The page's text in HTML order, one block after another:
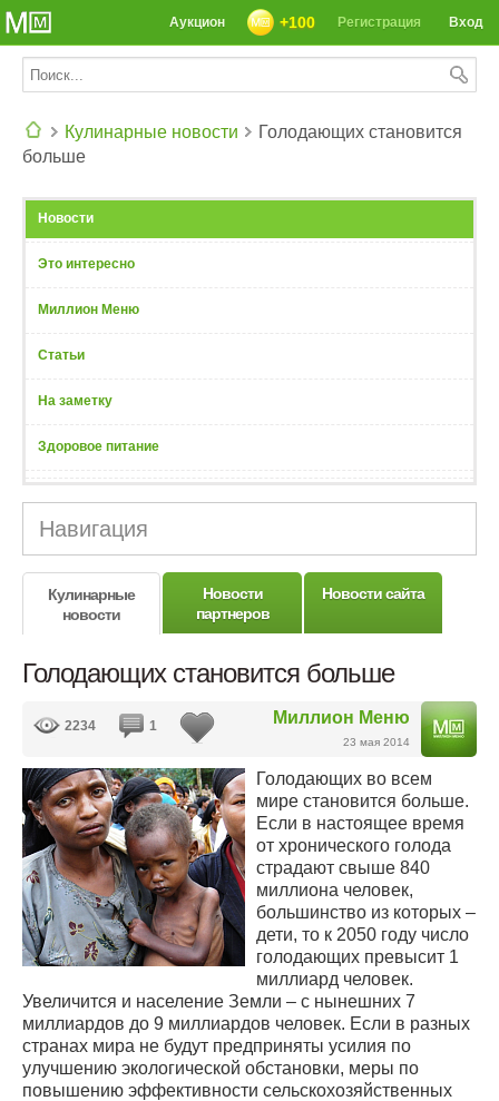
Вход
Регистрация
+100
Аукцион
Кулинарные новости
Голодающих становится
больше
Новости
Это интересно
Миллион Меню
Статьи
На заметку
Здоровое питание
Навигация
Кулинарные
новости
Новости
партнеров
Новости сайта
Голодающих становится больше
Миллион Меню
23 мая 2014
2234 1
Голодающих во всем
мире становится больше.
Если в настоящее время
от хронического голода
страдают свыше 840
миллиона человек,
большинство из которых –
дети, то к 2050 году число
голодающих превысит 1
миллиард человек.
Увеличится и население Земли – с нынешних 7
миллиардов до 9 миллиардов человек. Если в разных
странах мира не будут предприняты усилия по
улучшению экологической обстановки, меры по
повышению эффективности сельскохозяйственных